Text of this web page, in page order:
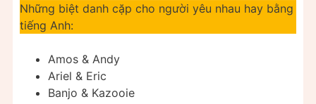
Những biệt danh cặp cho người yêu nhau hay bằng
tiếng Anh:
Amos & Andy
Ariel & Eric
Banjo & Kazooie